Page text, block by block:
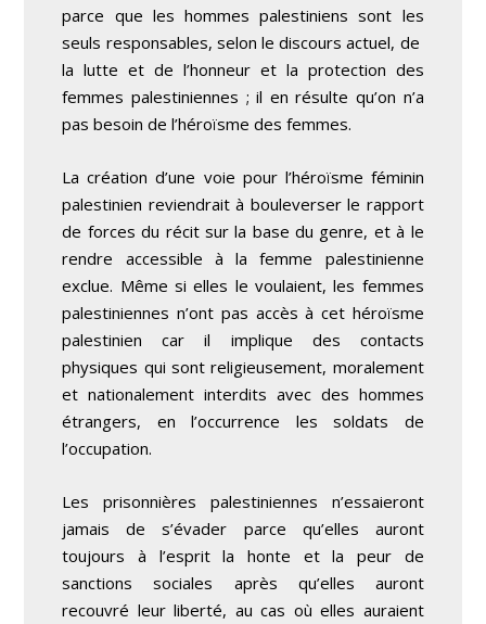
parce que les hommes palestiniens sont les
seuls responsables, selon le discours actuel, de
la lutte et de l’honneur et la protection des
femmes palestiniennes ; il en résulte qu’on n’a
pas besoin de l’héroïsme des femmes.
La création d’une voie pour l’héroïsme féminin
palestinien reviendrait à bouleverser le rapport
de forces du récit sur la base du genre, et à le
rendre accessible à la femme palestinienne
exclue. Même si elles le voulaient, les femmes
palestiniennes n’ont pas accès à cet héroïsme
palestinien car il implique des contacts
physiques qui sont religieusement, moralement
et nationalement interdits avec des hommes
étrangers, en l’occurrence les soldats de
l’occupation.
Les prisonnières palestiniennes n’essaieront
jamais de s’évader parce qu’elles auront
toujours à l’esprit la honte et la peur de
sanctions sociales après qu’elles auront
recouvré leur liberté, au cas où elles auraient